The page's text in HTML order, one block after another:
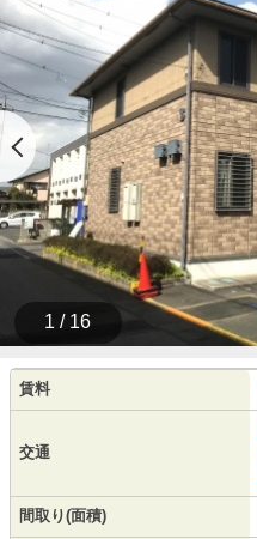
1 / 16
賃料
交通
間取り(面積)